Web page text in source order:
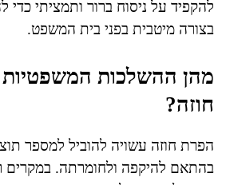
להקפיד על ניסוח ברור ותמציתי
בצורה מיטבית בפני בית המשפט.
מהן ההשלכות
חוזה?
הפרת חוזה עשויה להוביל למספר
בהתאם להיקפה ולחומרתה.